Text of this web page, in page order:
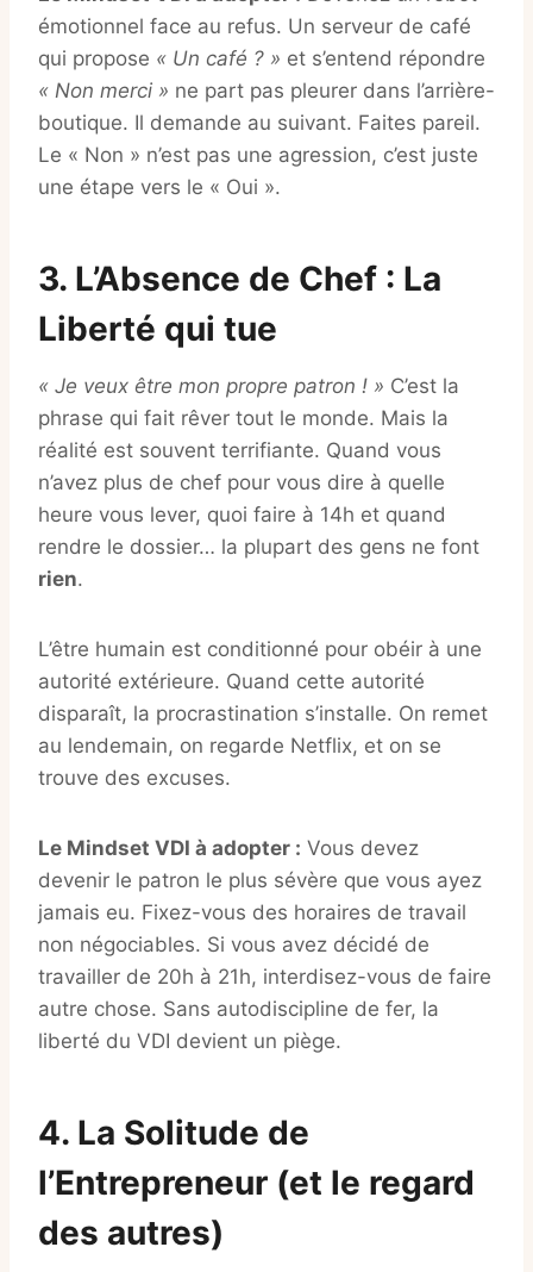
émotionnel face au refus. Un serveur de café
qui propose « Un café ? » et s’entend répondre
« Non merci » ne part pas pleurer dans l’arrière-
boutique. Il demande au suivant. Faites pareil.
Le « Non » n’est pas une agression, c’est juste
une étape vers le « Oui ».
3. L’Absence de Chef : La
Liberté qui tue
« Je veux être mon propre patron ! » C’est la
phrase qui fait rêver tout le monde. Mais la
réalité est souvent terrifiante. Quand vous
n’avez plus de chef pour vous dire à quelle
heure vous lever, quoi faire à 14h et quand
rendre le dossier… la plupart des gens ne font
rien.
L’être humain est conditionné pour obéir à une
autorité extérieure. Quand cette autorité
disparaît, la procrastination s’installe. On remet
au lendemain, on regarde Netflix, et on se
trouve des excuses.
Le Mindset VDI à adopter : Vous devez
devenir le patron le plus sévère que vous ayez
jamais eu. Fixez-vous des horaires de travail
non négociables. Si vous avez décidé de
travailler de 20h à 21h, interdisez-vous de faire
autre chose. Sans autodiscipline de fer, la
liberté du VDI devient un piège.
4. La Solitude de
l’Entrepreneur (et le regard
des autres)